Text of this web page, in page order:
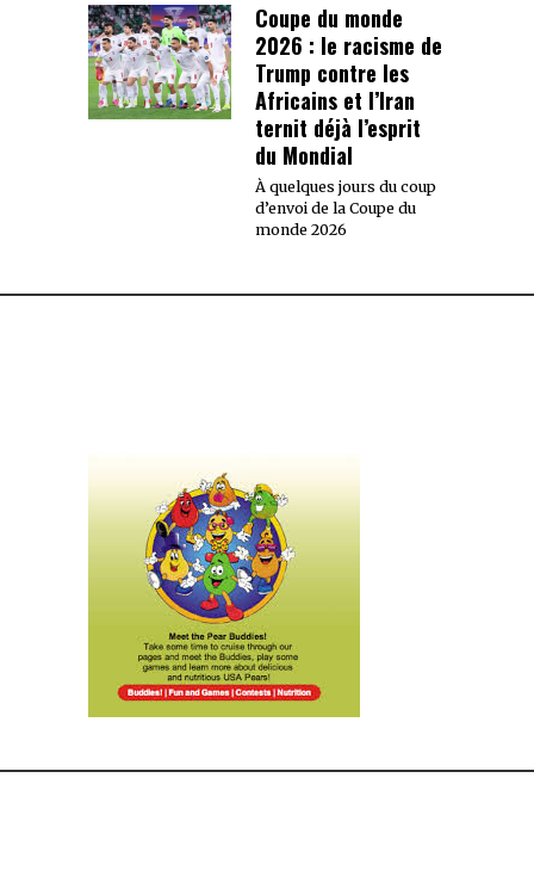
Coupe du monde
2026 : le racisme de
Trump contre les
Africains et l’Iran
ternit déjà l’esprit
du Mondial
À quelques jours du coup
d’envoi de la Coupe du
monde 2026